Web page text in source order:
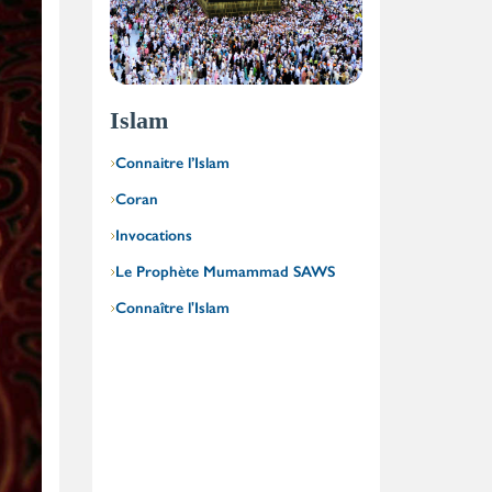
Islam
Connaitre l’Islam
Coran
Invocations
Le Prophète Mumammad SAWS
Connaître l'Islam